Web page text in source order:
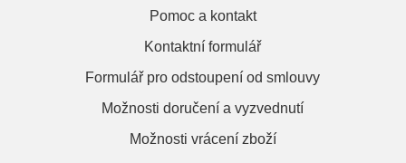
Pomoc a kontakt
Kontaktní formulář
Formulář pro odstoupení od smlouvy
Možnosti doručení a vyzvednutí
Možnosti vrácení zboží